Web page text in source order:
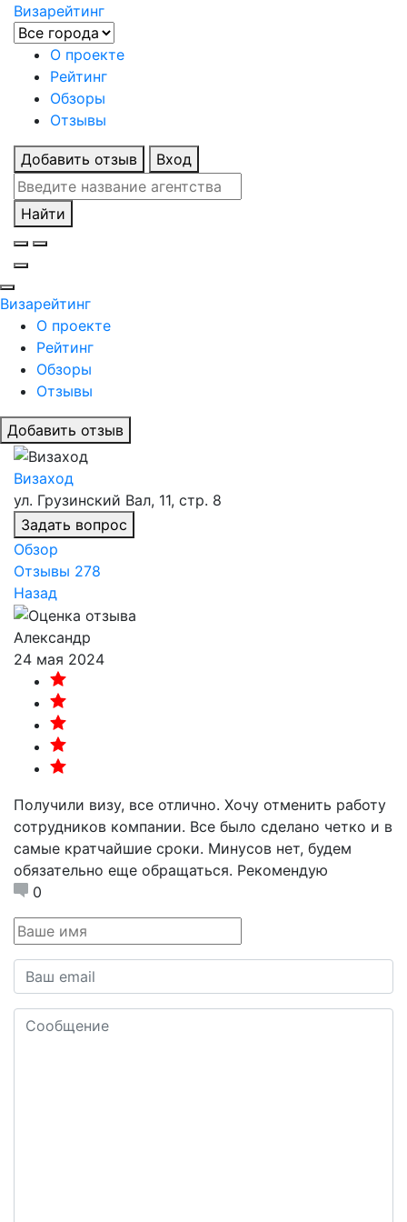
Визарейтинг
О проекте
Рейтинг
Обзоры
Отзывы
Добавить отзыв Вход
Найти
Визарейтинг
О проекте
Рейтинг
Обзоры
Отзывы
Добавить отзыв
Визаход
ул. Грузинский Вал, 11, стр. 8
Задать вопрос
Обзор
Отзывы 278
Назад
Александр
24 мая 2024
Получили визу, все отлично. Хочу отменить работу
сотрудников компании. Все было сделано четко и в
самые кратчайшие сроки. Минусов нет, будем
обязательно еще обращаться. Рекомендую
0